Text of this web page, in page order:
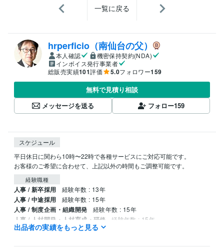
一覧に戻る
hrperficio（南仙台の父）
本人確認
機密保持契約(NDA)
インボイス発行事業者
総販売実績101評価 5.0フォロワー159
無料で見積り相談
メッセージを送る
フォロー159
スケジュール
平日休日に関わら10時〜22時で各種サービスにご対応可能です。
お客様のご希望に合わせて、上記以外の時間もご調整可能です。
経験職種
人事 / 新卒採用 経験年数 : 13年
人事 / 中途採用 経験年数 : 15年
人事 / 制度企画・組織開発 経験年数 : 15年
人事 / 人材開発・人材育成・研修 経験年数 : 15年
生産・品質管理 / 生産技術・製造技術
得意分野
出品者の実績をもっと見る